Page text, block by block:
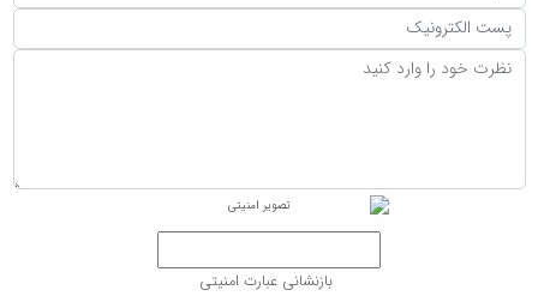
بازنشانی عبارت امنیتی